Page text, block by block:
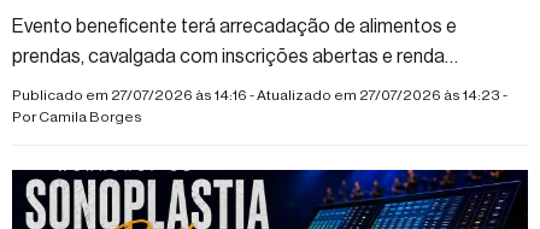
Evento beneficente terá arrecadação de alimentos e
prendas, cavalgada com inscrições abertas e renda
destinada ao Hospital de Câncer Alfredo Abrão
Publicado em 27/07/2026 às 14:16 - Atualizado em 27/07/2026 às 14:23 -
PorCamila Borges